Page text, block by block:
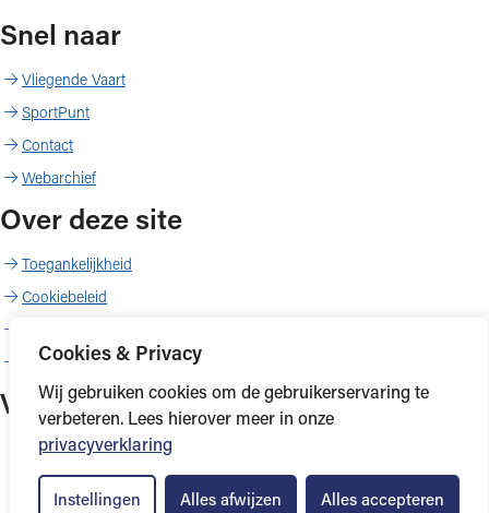
Cookies & Privacy
Wij gebruiken cookies om de gebruikerservaring te
verbeteren. Lees hierover meer in onze
privacyverklaring
Instellingen Alles afwijzen Alles accepteren
Snel naar
Vliegende Vaart
SportPunt
Contact
Webarchief
Over deze site
Toegankelijkheid
Cookiebeleid
Copyright
Volg ons
YouTube Facebook Instagram